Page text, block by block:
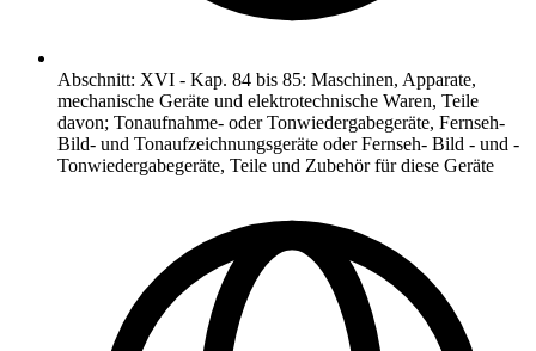
Abschnitt: XVI - Kap. 84 bis 85: Maschinen, Apparate,
mechanische Geräte und elektrotechnische Waren, Teile
davon; Tonaufnahme- oder Tonwiedergabegeräte, Fernseh-
Bild- und Tonaufzeichnungsgeräte oder Fernseh- Bild - und -
Tonwiedergabegeräte, Teile und Zubehör für diese Geräte